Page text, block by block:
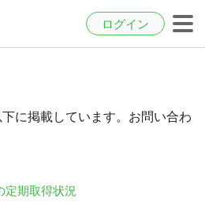
ログイン
に掲載しています。お問い合わ
定期取得状況